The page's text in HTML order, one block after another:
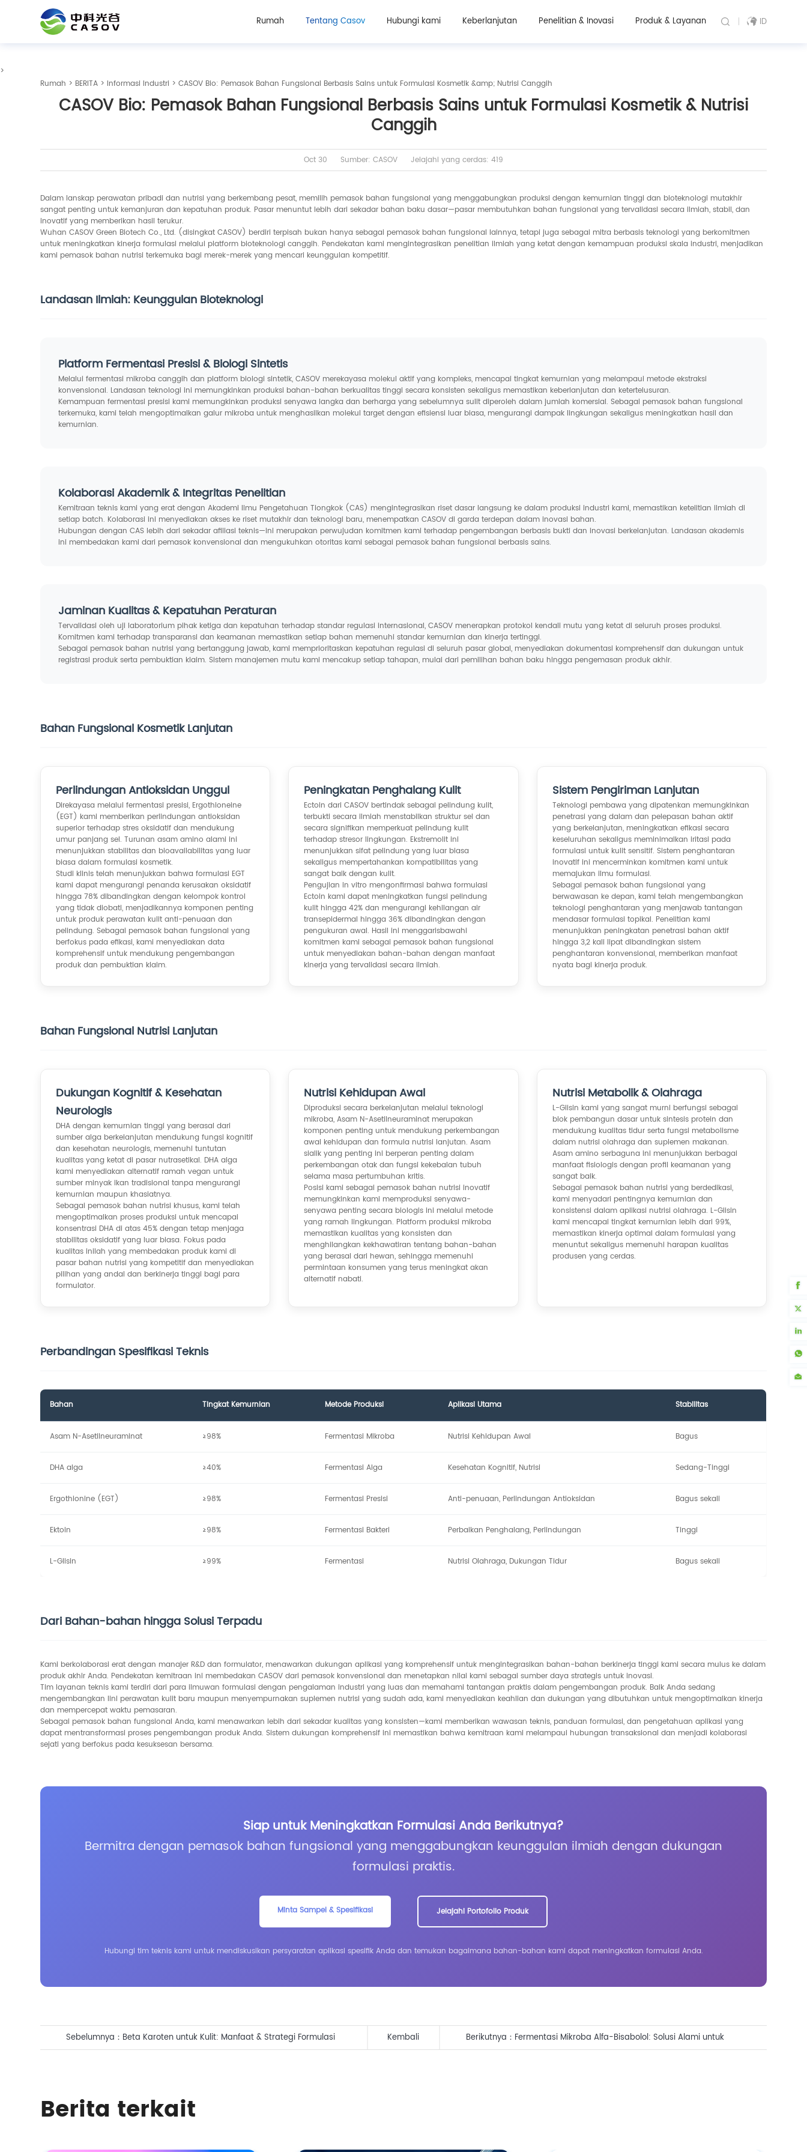
Rumah Tentang Casov Hubungi kami Keberlanjutan Penelitian & Inovasi Produk & Layanan ID
>
Rumah > BERITA > Informasi Industri > CASOV Bio: Pemasok Bahan Fungsional Berbasis Sains untuk Formulasi Kosmetik &amp; Nutrisi Canggih
CASOV Bio: Pemasok Bahan Fungsional Berbasis Sains untuk Formulasi Kosmetik & Nutrisi
Canggih
Oct 30 Sumber: CASOV Jelajahi yang cerdas: 419
Dalam lanskap perawatan pribadi dan nutrisi yang berkembang pesat, memilih pemasok bahan fungsional yang menggabungkan produksi dengan kemurnian tinggi dan bioteknologi mutakhir
sangat penting untuk kemanjuran dan kepatuhan produk. Pasar menuntut lebih dari sekadar bahan baku dasar—pasar membutuhkan bahan fungsional yang tervalidasi secara ilmiah, stabil, dan
inovatif yang memberikan hasil terukur.
Wuhan CASOV Green Biotech Co., Ltd. (disingkat CASOV) berdiri terpisah bukan hanya sebagai pemasok bahan fungsional lainnya, tetapi juga sebagai mitra berbasis teknologi yang berkomitmen
untuk meningkatkan kinerja formulasi melalui platform bioteknologi canggih. Pendekatan kami mengintegrasikan penelitian ilmiah yang ketat dengan kemampuan produksi skala industri, menjadikan
kami pemasok bahan nutrisi terkemuka bagi merek-merek yang mencari keunggulan kompetitif.
Landasan Ilmiah: Keunggulan Bioteknologi
Platform Fermentasi Presisi & Biologi Sintetis
Melalui fermentasi mikroba canggih dan platform biologi sintetik, CASOV merekayasa molekul aktif yang kompleks, mencapai tingkat kemurnian yang melampaui metode ekstraksi
konvensional. Landasan teknologi ini memungkinkan produksi bahan-bahan berkualitas tinggi secara konsisten sekaligus memastikan keberlanjutan dan ketertelusuran.
Kemampuan fermentasi presisi kami memungkinkan produksi senyawa langka dan berharga yang sebelumnya sulit diperoleh dalam jumlah komersial. Sebagai pemasok bahan fungsional
terkemuka, kami telah mengoptimalkan galur mikroba untuk menghasilkan molekul target dengan efisiensi luar biasa, mengurangi dampak lingkungan sekaligus meningkatkan hasil dan
kemurnian.
Kolaborasi Akademik & Integritas Penelitian
Kemitraan teknis kami yang erat dengan Akademi Ilmu Pengetahuan Tiongkok (CAS) mengintegrasikan riset dasar langsung ke dalam produksi industri kami, memastikan ketelitian ilmiah di
setiap batch. Kolaborasi ini menyediakan akses ke riset mutakhir dan teknologi baru, menempatkan CASOV di garda terdepan dalam inovasi bahan.
Hubungan dengan CAS lebih dari sekadar afiliasi teknis—ini merupakan perwujudan komitmen kami terhadap pengembangan berbasis bukti dan inovasi berkelanjutan. Landasan akademis
ini membedakan kami dari pemasok konvensional dan mengukuhkan otoritas kami sebagai pemasok bahan fungsional berbasis sains.
Jaminan Kualitas & Kepatuhan Peraturan
Tervalidasi oleh uji laboratorium pihak ketiga dan kepatuhan terhadap standar regulasi internasional, CASOV menerapkan protokol kendali mutu yang ketat di seluruh proses produksi.
Komitmen kami terhadap transparansi dan keamanan memastikan setiap bahan memenuhi standar kemurnian dan kinerja tertinggi.
Sebagai pemasok bahan nutrisi yang bertanggung jawab, kami memprioritaskan kepatuhan regulasi di seluruh pasar global, menyediakan dokumentasi komprehensif dan dukungan untuk
registrasi produk serta pembuktian klaim. Sistem manajemen mutu kami mencakup setiap tahapan, mulai dari pemilihan bahan baku hingga pengemasan produk akhir.
Bahan Fungsional Kosmetik Lanjutan
Perlindungan Antioksidan Unggul
Direkayasa melalui fermentasi presisi, Ergothioneine
(EGT) kami memberikan perlindungan antioksidan
superior terhadap stres oksidatif dan mendukung
umur panjang sel. Turunan asam amino alami ini
menunjukkan stabilitas dan bioavailabilitas yang luar
biasa dalam formulasi kosmetik.
Studi klinis telah menunjukkan bahwa formulasi EGT
kami dapat mengurangi penanda kerusakan oksidatif
hingga 78% dibandingkan dengan kelompok kontrol
yang tidak diobati, menjadikannya komponen penting
untuk produk perawatan kulit anti-penuaan dan
pelindung. Sebagai pemasok bahan fungsional yang
berfokus pada efikasi, kami menyediakan data
komprehensif untuk mendukung pengembangan
produk dan pembuktian klaim.
Peningkatan Penghalang Kulit
Ectoin dari CASOV bertindak sebagai pelindung kulit,
terbukti secara ilmiah menstabilkan struktur sel dan
secara signifikan memperkuat pelindung kulit
terhadap stresor lingkungan. Ekstremolit ini
menunjukkan sifat pelindung yang luar biasa
sekaligus mempertahankan kompatibilitas yang
sangat baik dengan kulit.
Pengujian in vitro mengonfirmasi bahwa formulasi
Ectoin kami dapat meningkatkan fungsi pelindung
kulit hingga 42% dan mengurangi kehilangan air
transepidermal hingga 36% dibandingkan dengan
pengukuran awal. Hasil ini menggarisbawahi
komitmen kami sebagai pemasok bahan fungsional
untuk menyediakan bahan-bahan dengan manfaat
kinerja yang tervalidasi secara ilmiah.
Sistem Pengiriman Lanjutan
Teknologi pembawa yang dipatenkan memungkinkan
penetrasi yang dalam dan pelepasan bahan aktif
yang berkelanjutan, meningkatkan efikasi secara
keseluruhan sekaligus meminimalkan iritasi pada
formulasi untuk kulit sensitif. Sistem penghantaran
inovatif ini mencerminkan komitmen kami untuk
memajukan ilmu formulasi.
Sebagai pemasok bahan fungsional yang
berwawasan ke depan, kami telah mengembangkan
teknologi penghantaran yang menjawab tantangan
mendasar formulasi topikal. Penelitian kami
menunjukkan peningkatan penetrasi bahan aktif
hingga 3,2 kali lipat dibandingkan sistem
penghantaran konvensional, memberikan manfaat
nyata bagi kinerja produk.
Bahan Fungsional Nutrisi Lanjutan
Dukungan Kognitif & Kesehatan
Neurologis
DHA dengan kemurnian tinggi yang berasal dari
sumber alga berkelanjutan mendukung fungsi kognitif
dan kesehatan neurologis, memenuhi tuntutan
kualitas yang ketat di pasar nutrasetikal. DHA alga
kami menyediakan alternatif ramah vegan untuk
sumber minyak ikan tradisional tanpa mengurangi
kemurnian maupun khasiatnya.
Sebagai pemasok bahan nutrisi khusus, kami telah
mengoptimalkan proses produksi untuk mencapai
konsentrasi DHA di atas 45% dengan tetap menjaga
stabilitas oksidatif yang luar biasa. Fokus pada
kualitas inilah yang membedakan produk kami di
pasar bahan nutrisi yang kompetitif dan menyediakan
pilihan yang andal dan berkinerja tinggi bagi para
formulator.
Nutrisi Kehidupan Awal
Diproduksi secara berkelanjutan melalui teknologi
mikroba, Asam N-Asetilneuraminat merupakan
komponen penting untuk mendukung perkembangan
awal kehidupan dan formula nutrisi lanjutan. Asam
sialik yang penting ini berperan penting dalam
perkembangan otak dan fungsi kekebalan tubuh
selama masa pertumbuhan kritis.
Posisi kami sebagai pemasok bahan nutrisi inovatif
memungkinkan kami memproduksi senyawa-
senyawa penting secara biologis ini melalui metode
yang ramah lingkungan. Platform produksi mikroba
memastikan kualitas yang konsisten dan
menghilangkan kekhawatiran tentang bahan-bahan
yang berasal dari hewan, sehingga memenuhi
permintaan konsumen yang terus meningkat akan
alternatif nabati.
Nutrisi Metabolik & Olahraga
L-Glisin kami yang sangat murni berfungsi sebagai
blok pembangun dasar untuk sintesis protein dan
mendukung kualitas tidur serta fungsi metabolisme
dalam nutrisi olahraga dan suplemen makanan.
Asam amino serbaguna ini menunjukkan berbagai
manfaat fisiologis dengan profil keamanan yang
sangat baik.
Sebagai pemasok bahan nutrisi yang berdedikasi,
kami menyadari pentingnya kemurnian dan
konsistensi dalam aplikasi nutrisi olahraga. L-Glisin
kami mencapai tingkat kemurnian lebih dari 99%,
memastikan kinerja optimal dalam formulasi yang
menuntut sekaligus memenuhi harapan kualitas
produsen yang cerdas.
Perbandingan Spesifikasi Teknis
Bahan Tingkat Kemurnian Metode Produksi Aplikasi Utama Stabilitas
Asam N-Asetilneuraminat ≥98% Fermentasi Mikroba Nutrisi Kehidupan Awal Bagus
DHA alga ≥40% Fermentasi Alga Kesehatan Kognitif, Nutrisi Sedang-Tinggi
Ergothionine (EGT) ≥98% Fermentasi Presisi Anti-penuaan, Perlindungan Antioksidan Bagus sekali
Ektoin ≥98% Fermentasi Bakteri Perbaikan Penghalang, Perlindungan Tinggi
L-Glisin ≥99% Fermentasi Nutrisi Olahraga, Dukungan Tidur Bagus sekali
Dari Bahan-bahan hingga Solusi Terpadu
Kami berkolaborasi erat dengan manajer R&D dan formulator, menawarkan dukungan aplikasi yang komprehensif untuk mengintegrasikan bahan-bahan berkinerja tinggi kami secara mulus ke dalam
produk akhir Anda. Pendekatan kemitraan ini membedakan CASOV dari pemasok konvensional dan menetapkan nilai kami sebagai sumber daya strategis untuk inovasi.
Tim layanan teknis kami terdiri dari para ilmuwan formulasi dengan pengalaman industri yang luas dan memahami tantangan praktis dalam pengembangan produk. Baik Anda sedang
mengembangkan lini perawatan kulit baru maupun menyempurnakan suplemen nutrisi yang sudah ada, kami menyediakan keahlian dan dukungan yang dibutuhkan untuk mengoptimalkan kinerja
dan mempercepat waktu pemasaran.
Sebagai pemasok bahan fungsional Anda, kami menawarkan lebih dari sekadar kualitas yang konsisten—kami memberikan wawasan teknis, panduan formulasi, dan pengetahuan aplikasi yang
dapat mentransformasi proses pengembangan produk Anda. Sistem dukungan komprehensif ini memastikan bahwa kemitraan kami melampaui hubungan transaksional dan menjadi kolaborasi
sejati yang berfokus pada kesuksesan bersama.
Siap untuk Meningkatkan Formulasi Anda Berikutnya?
Bermitra dengan pemasok bahan fungsional yang menggabungkan keunggulan ilmiah dengan dukungan
formulasi praktis.
Minta Sampel & Spesifikasi Jelajahi Portofolio Produk
Hubungi tim teknis kami untuk mendiskusikan persyaratan aplikasi spesifik Anda dan temukan bagaimana bahan-bahan kami dapat meningkatkan formulasi Anda.
Sebelumnya： Beta Karoten untuk Kulit: Manfaat & Strategi Formulasi Berikutnya： Fermentasi Mikroba Alfa-Bisabolol: Solusi Alami untuk
Kembali
Berita terkait